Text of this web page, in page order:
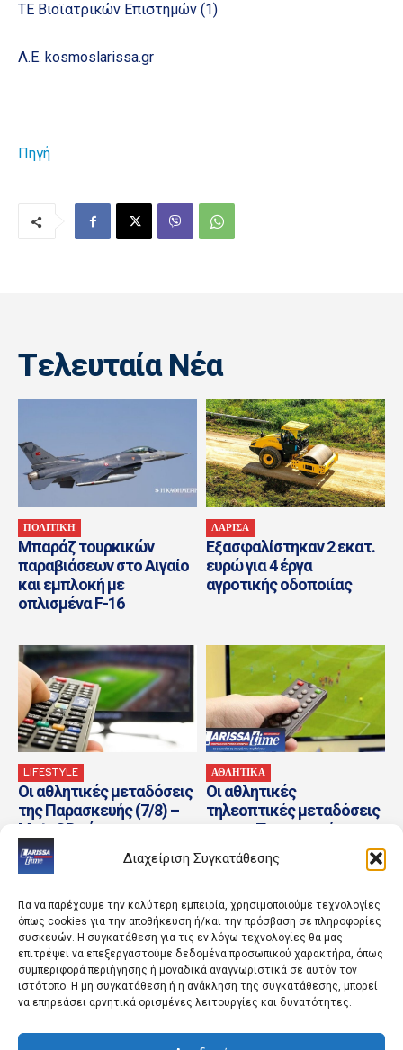
Διαχείριση Συγκατάθεσης
Για να παρέχουμε την καλύτερη εμπειρία, χρησιμοποιούμε τεχνολογίες
όπως cookies για την αποθήκευση ή/και την πρόσβαση σε πληροφορίες
συσκευών. Η συγκατάθεση για τις εν λόγω τεχνολογίες θα μας
επιτρέψει να επεξεργαστούμε δεδομένα προσωπικού χαρακτήρα, όπως
συμπεριφορά περιήγησης ή μοναδικά αναγνωριστικά σε αυτόν τον
ιστότοπο. Η μη συγκατάθεση ή η ανάκληση της συγκατάθεσης, μπορεί
να επηρεάσει αρνητικά ορισμένες λειτουργίες και δυνατότητες.
ΤΕ Βιοϊατρικών Επιστημών (1)
Λ.E. kosmoslarissa.gr
Πηγή
Tελευταία Nέα
ΠΟΛΙΤΙΚΗ
Μπαράζ τουρκικών
παραβιάσεων στο Αιγαίο
και εμπλοκή με
οπλισμένα F-16
ΛΑΡΙΣΑ
Εξασφαλίστηκαν 2 εκατ.
ευρώ για 4 έργα
αγροτικής οδοποιίας
LIFESTYLE
Οι αθλητικές μεταδόσεις
της Παρασκευής (7/8) –
MotoGP, τένις και
ποδόσφαιρο στο
τηλεοπτικό πρόγραμμα
ΑΘΛΗΤΙΚΑ
Οι αθλητικές
τηλεοπτικές μεταδόσεις
για την Παρασκευή
ΚΟΣΜΟΣ ΚΟΣΜΟΣ